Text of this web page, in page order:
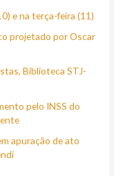
e na terça-feira (11)
projetado por Oscar
Biblioteca STJ-
pelo INSS do
apuração de ato